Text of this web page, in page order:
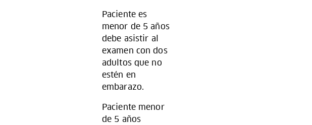
Paciente es
menor de 5 años
debe asistir al
examen con dos
adultos que no
estén en
embarazo.
Paciente menor
de 5 años